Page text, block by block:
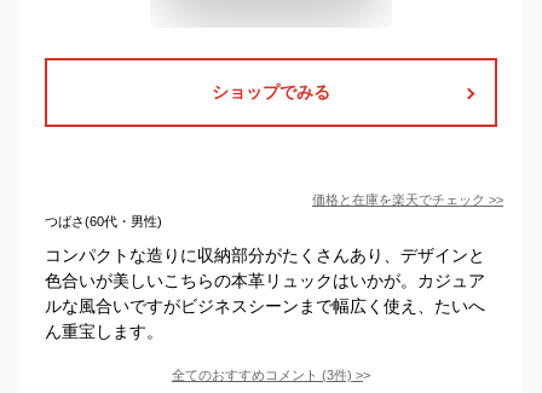
ショップでみる
価格と在庫を楽天でチェック >>
つばさ(60代・男性)
コンパクトな造りに収納部分がたくさんあり、デザインと
色合いが美しいこちらの本革リュックはいかが。カジュア
ルな風合いですがビジネスシーンまで幅広く使え、たいへ
ん重宝します。
全てのおすすめコメント (3件) >